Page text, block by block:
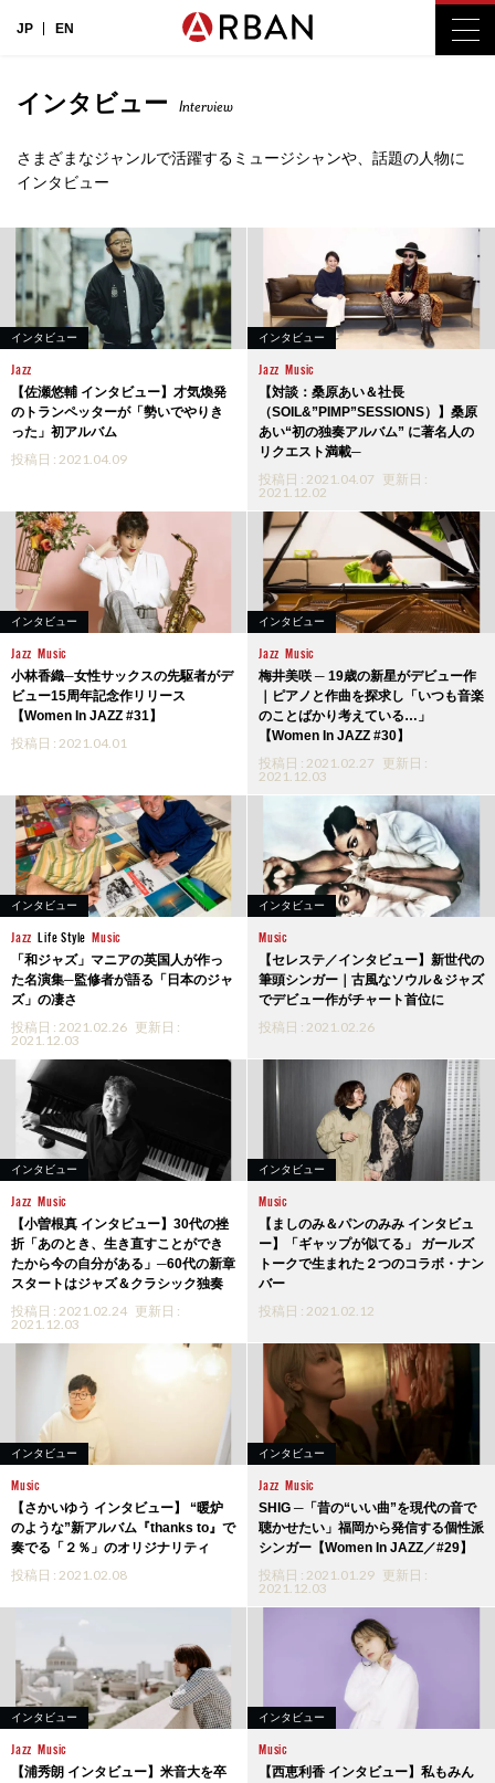
JP EN
インタビュー Interview
さまざまなジャンルで活躍するミュージシャンや、話題の人物に
インタビュー
インタビュー
Jazz
【佐瀬悠輔 インタビュー】才気煥発
のトランペッターが「勢いでやりき
った」初アルバム
投稿日 : 2021.04.09
インタビュー
Jazz Music
【対談：桑原あい＆社長
（SOIL&”PIMP”SESSIONS）】桑原
あい“初の独奏アルバム” に著名人の
リクエスト満載─
投稿日 : 2021.04.07 更新日 :
2021.12.02
インタビュー
Jazz Music
小林香織─女性サックスの先駆者がデ
ビュー15周年記念作リリース
【Women In JAZZ #31】
投稿日 : 2021.04.01
インタビュー
Jazz Music
梅井美咲 ─ 19歳の新星がデビュー作
｜ピアノと作曲を探求し「いつも音楽
のことばかり考えている…」
【Women In JAZZ #30】
投稿日 : 2021.02.27 更新日 :
2021.12.03
インタビュー
Jazz Life Style Music
「和ジャズ」マニアの英国人が作っ
た名演集─監修者が語る「日本のジャ
ズ」の凄さ
投稿日 : 2021.02.26 更新日 :
2021.12.03
インタビュー
Music
【セレステ／インタビュー】新世代の
筆頭シンガー｜古風なソウル＆ジャズ
でデビュー作がチャート首位に
投稿日 : 2021.02.26
インタビュー
Jazz Music
【小曽根真 インタビュー】30代の挫
折「あのとき、生き直すことができ
たから今の自分がある」─60代の新章
スタートはジャズ＆クラシック独奏
投稿日 : 2021.02.24 更新日 :
2021.12.03
インタビュー
Music
【ましのみ＆パンのみみ インタビュ
ー】「ギャップが似てる」 ガールズ
トークで生まれた２つのコラボ・ナン
バー
投稿日 : 2021.02.12
インタビュー
Music
【さかいゆう インタビュー】 “暖炉
のような”新アルバム『thanks to』で
奏でる「２％」のオリジナリティ
投稿日 : 2021.02.08
インタビュー
Jazz Music
SHIG ─「昔の“いい曲”を現代の音で
聴かせたい」福岡から発信する個性派
シンガー【Women In JAZZ／#29】
投稿日 : 2021.01.29 更新日 :
2021.12.03
インタビュー
Jazz Music
【浦秀朗 インタビュー】米音大を卒
インタビュー
Music
【西恵利香 インタビュー】私もみん